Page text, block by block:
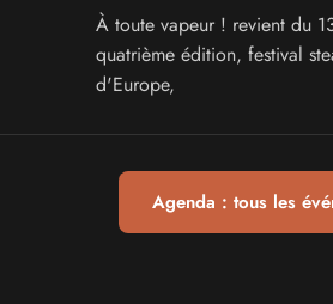
À toute vapeur ! revient du
quatrième édition, festival
d'Europe,
Agenda : tous les